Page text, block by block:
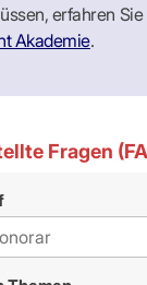
erfahren
Akademie.
Fragen